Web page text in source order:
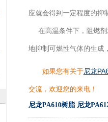
应就会得到一定程度的抑
在高温条件下，阻燃剂
地抑制可燃性气体的生成
如果您有关于尼龙
交流，欢迎您的来电！
尼龙PA610树脂 尼龙